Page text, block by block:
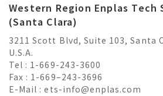
Western Region Enplas Tech
(Santa Clara)
3211 Scott Blvd, Suite 103, Santa
U.S.A.
Tel : 1-669-243-3600
Fax : 1-669–243-3696
E-Mail :ets-info@enplas.com